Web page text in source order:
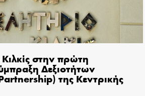
στην πρώτη
Δεξιοτήτων
της Κεντρικής